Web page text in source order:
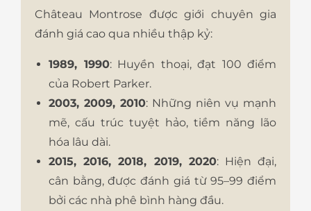
Château Montrose được giới chuyên gia
đánh giá cao qua nhiều thập kỷ:
1989, 1990: Huyền thoại, đạt 100 điểm
của Robert Parker.
2003, 2009, 2010: Những niên vụ mạnh
mẽ, cấu trúc tuyệt hảo, tiềm năng lão
hóa lâu dài.
2015, 2016, 2018, 2019, 2020: Hiện đại,
cân bằng, được đánh giá từ 95–99 điểm
bởi các nhà phê bình hàng đầu.